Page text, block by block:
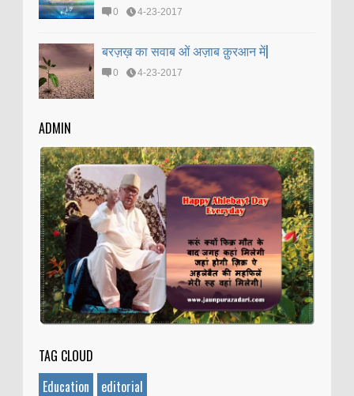
0 4-23-2017
बरज़ख़ का सवाब ओं अज़ाब क़ुरआन में|
0 4-23-2017
ADMIN
TAG CLOUD
Education
editorial